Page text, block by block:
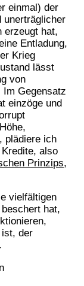
einmal) der
unerträglicher
erzeugt hat,
Entladung,
Krieg
lässt
von
Gegensatz
einzöge und
plädiere ich
also
Prinzips,
vielfältigen
beschert hat,
ist, der